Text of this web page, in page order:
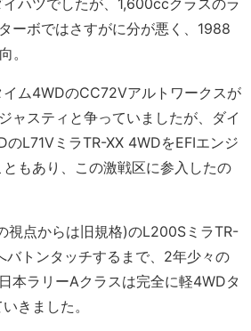
ハツでしたが、1,600ccクラスのラ
ーボではさすがに分が悪く、1988
。
ム4WDのCC72Vアルトワークスが
ャスティと争っていましたが、ダイ
L71VミラTR-XX 4WDをEFIエンジ
もあり、この激戦区に参入したの
視点からは旧規格)のL200SミラTR-
バトンタッチするまで、2年少々の
本ラリーAクラスは完全に軽4WDタ
きました。